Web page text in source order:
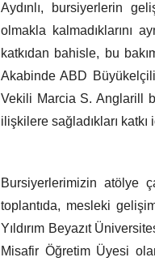
Aydınlı, bursiyerlerin
olmakla kalmadıklarını
katkıdan bahisle, bu
Akabinde ABD
Vekili Marcia S. Anglarill
ilişkilere sağladıkları
Bursiyerlerimizin atölye
toplantıda, mesleki
Yıldırım Beyazıt
Misafir Öğretim Üyesi